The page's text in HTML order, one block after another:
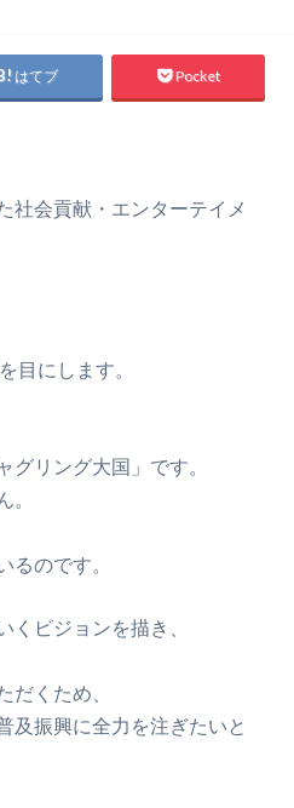
はてブ Pocket
社会貢献・エンターテイメ
目にします。
リング大国」です。
のです。
ビジョンを描き、
くため、
及振興に全力を注ぎたいと